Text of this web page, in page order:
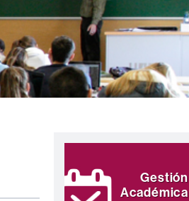
Información
Destacamos
Gestión
Académica